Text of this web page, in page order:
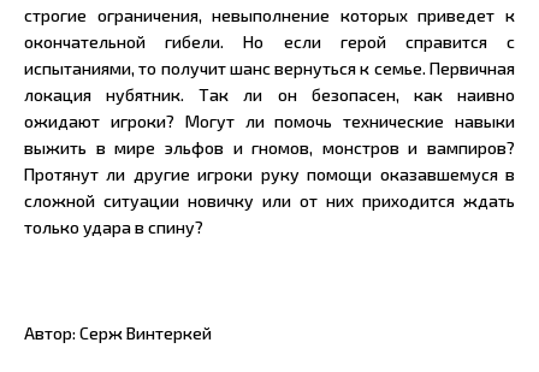
строгие ограничения, невыполнение которых приведет к
окончательной гибели. Но если герой справится с
испытаниями, то получит шанс вернуться к семье. Первичная
локация нубятник. Так ли он безопасен, как наивно
ожидают игроки? Могут ли помочь технические навыки
выжить в мире эльфов и гномов, монстров и вампиров?
Протянут ли другие игроки руку помощи оказавшемуся в
сложной ситуации новичку или от них приходится ждать
только удара в спину?
Автор: Серж Винтеркей